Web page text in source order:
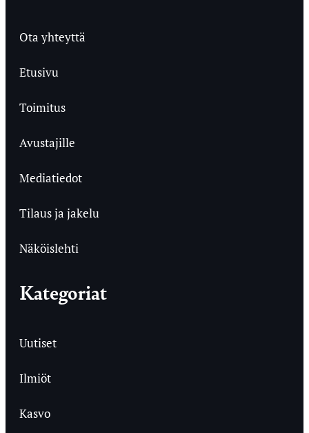
Ota yhteyttä
Etusivu
Toimitus
Avustajille
Mediatiedot
Tilaus ja jakelu
Näköislehti
Kategoriat
Uutiset
Ilmiöt
Kasvo